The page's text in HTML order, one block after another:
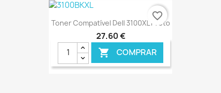
€ ONLINE
Toner Compatível Dell 3100XL Preto
27,60 €
 COMPRAR
favorite_border